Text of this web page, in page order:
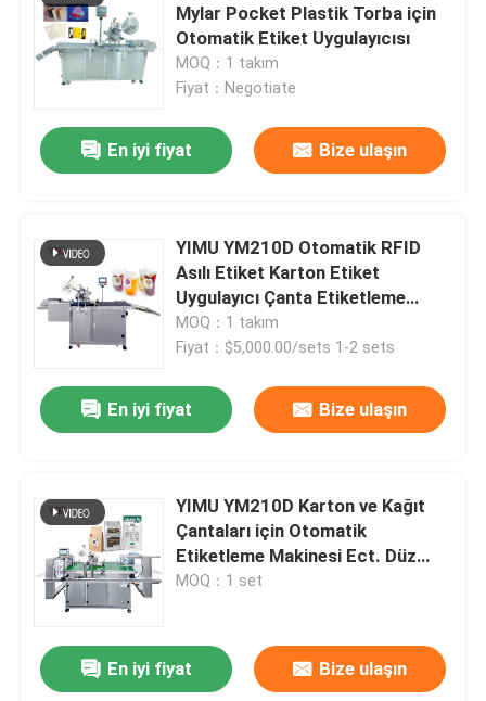
Mylar Pocket Plastik Torba için
Otomatik Etiket Uygulayıcısı
MOQ：1 takım
Fiyat：Negotiate
En iyi fiyat Bize ulaşın
YIMU YM210D Otomatik RFID
Asılı Etiket Karton Etiket
Uygulayıcı Çanta Etiketleme
Makinesi
MOQ：1 takım
Fiyat：$5,000.00/sets 1-2 sets
En iyi fiyat Bize ulaşın
YIMU YM210D Karton ve Kağıt
Çantaları için Otomatik
Etiketleme Makinesi Ect. Düz
yüzey etiket uygulayıcı
MOQ：1 set
En iyi fiyat Bize ulaşın